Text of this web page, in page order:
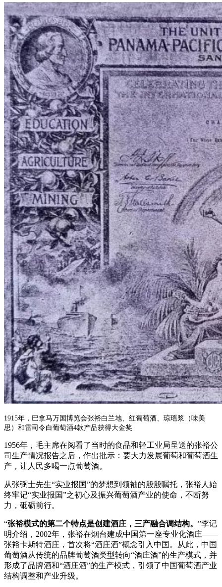
1915年，巴拿马万国博览会张裕白兰地、红葡萄酒、琼瑶浆（味美
思）和雷司令白葡萄酒4款产品获得大金奖
1956年，毛主席在阅看了当时的食品和轻工业局呈送的张裕公
司生产情况报告之后，作出批示：要大力发展葡萄和葡萄酒生
产，让人民多喝一点葡萄酒。
从张弼士先生“实业报国”的梦想到领袖的殷殷嘱托，张裕人始
终牢记“实业报国”之初心及振兴葡萄酒产业的使命，不断努
力，砥砺前行。
“张裕模式的第二个特点是创建酒庄，三产融合调结构。 ”李记
明介绍，2002年，张裕在烟台建成中国第一座专业化酒庄——
张裕卡斯特酒庄，首次将“酒庄酒”概念引入中国。从此，中国
葡萄酒从传统的品牌葡萄酒类型转向“酒庄酒”的生产模式，并
形成了品牌酒和“酒庄酒”的生产模式，引领了中国葡萄酒产业
结构调整和产业升级。